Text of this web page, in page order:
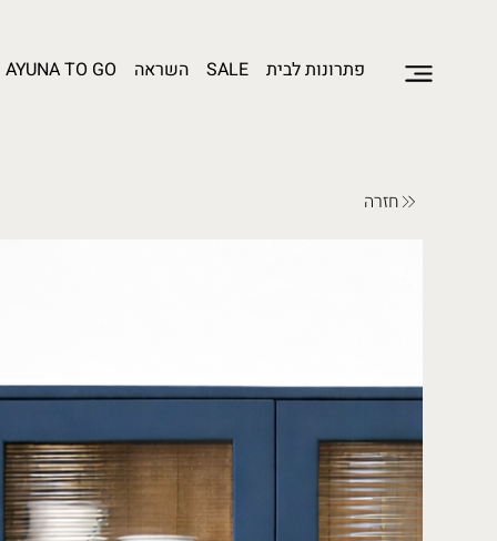
פתרונות לבית SALE השראה AYUNA TO GO
חזרה